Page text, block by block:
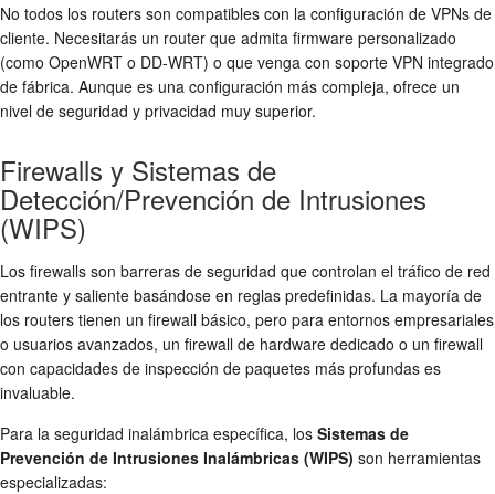
No todos los routers son compatibles con la configuración de VPNs de
cliente. Necesitarás un router que admita firmware personalizado
(como OpenWRT o DD-WRT) o que venga con soporte VPN integrado
de fábrica. Aunque es una configuración más compleja, ofrece un
nivel de seguridad y privacidad muy superior.
Firewalls y Sistemas de
Detección/Prevención de Intrusiones
(WIPS)
Los firewalls son barreras de seguridad que controlan el tráfico de red
entrante y saliente basándose en reglas predefinidas. La mayoría de
los routers tienen un firewall básico, pero para entornos empresariales
o usuarios avanzados, un firewall de hardware dedicado o un firewall
con capacidades de inspección de paquetes más profundas es
invaluable.
Para la seguridad inalámbrica específica, los Sistemas de
Prevención de Intrusiones Inalámbricas (WIPS) son herramientas
especializadas: